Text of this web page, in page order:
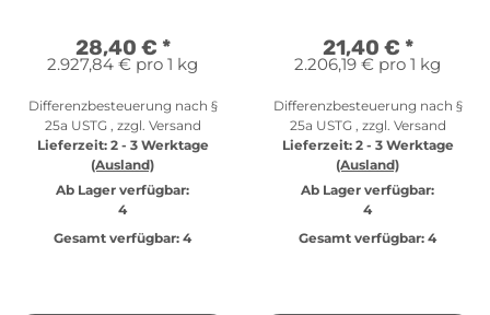
28,40 € *
2.927,84 € pro 1 kg
Differenzbesteuerung nach §
25a USTG , zzgl. Versand
Lieferzeit: 2 - 3 Werktage
(Ausland)
Ab Lager verfügbar:
4
Gesamt verfügbar: 4
21,40 € *
2.206,19 € pro 1 kg
Differenzbesteuerung nach §
25a USTG , zzgl. Versand
Lieferzeit: 2 - 3 Werktage
(Ausland)
Ab Lager verfügbar:
4
Gesamt verfügbar: 4